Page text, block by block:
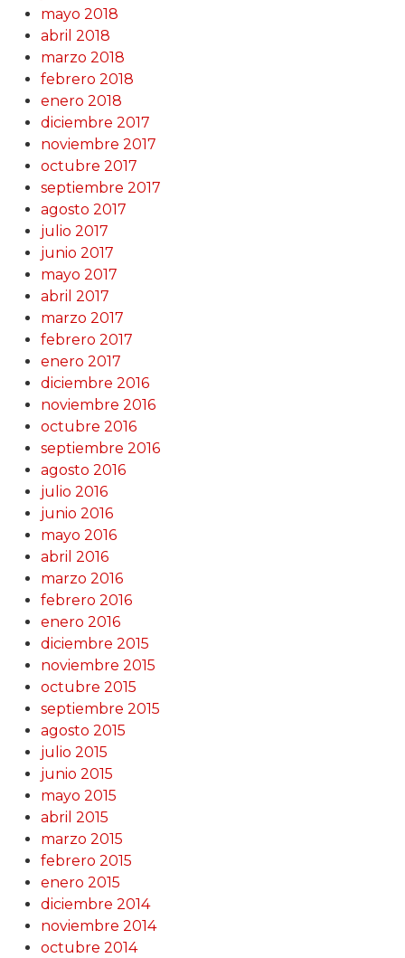
mayo 2018
abril 2018
marzo 2018
febrero 2018
enero 2018
diciembre 2017
noviembre 2017
octubre 2017
septiembre 2017
agosto 2017
julio 2017
junio 2017
mayo 2017
abril 2017
marzo 2017
febrero 2017
enero 2017
diciembre 2016
noviembre 2016
octubre 2016
septiembre 2016
agosto 2016
julio 2016
junio 2016
mayo 2016
abril 2016
marzo 2016
febrero 2016
enero 2016
diciembre 2015
noviembre 2015
octubre 2015
septiembre 2015
agosto 2015
julio 2015
junio 2015
mayo 2015
abril 2015
marzo 2015
febrero 2015
enero 2015
diciembre 2014
noviembre 2014
octubre 2014